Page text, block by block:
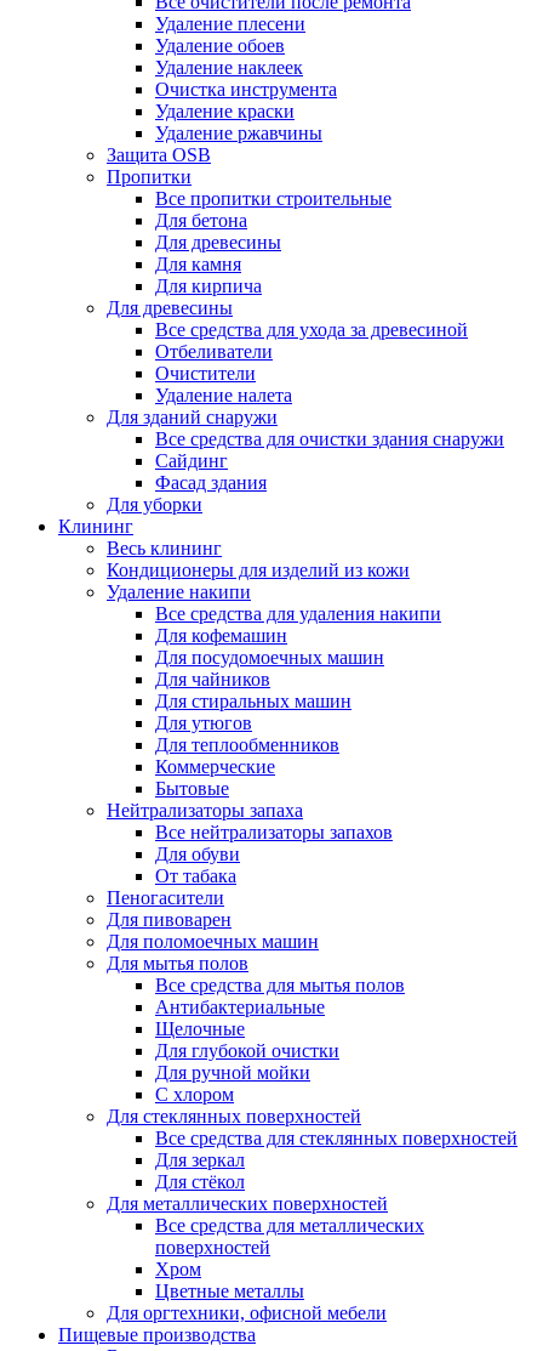
Удаление плесени
Удаление обоев
Удаление наклеек
Очистка инструмента
Удаление краски
Удаление ржавчины
Защита OSB
Пропитки
Все пропитки строительные
Для бетона
Для древесины
Для камня
Для кирпича
Для древесины
Все средства для ухода за древесиной
Отбеливатели
Очистители
Удаление налета
Для зданий снаружи
Все средства для очистки здания снаружи
Сайдинг
Фасад здания
Для уборки
Клининг
Весь клининг
Кондиционеры для изделий из кожи
Удаление накипи
Все средства для удаления накипи
Для кофемашин
Для посудомоечных машин
Для чайников
Для стиральных машин
Для утюгов
Для теплообменников
Коммерческие
Бытовые
Нейтрализаторы запаха
Все нейтрализаторы запахов
Для обуви
От табака
Пеногасители
Для пивоварен
Для поломоечных машин
Для мытья полов
Все средства для мытья полов
Антибактериальные
Щелочные
Для глубокой очистки
Для ручной мойки
С хлором
Для стеклянных поверхностей
Все средства для стеклянных поверхностей
Для зеркал
Для стёкол
Для металлических поверхностей
Все средства для металлических
поверхностей
Хром
Цветные металлы
Для оргтехники, офисной мебели
Пищевые производства